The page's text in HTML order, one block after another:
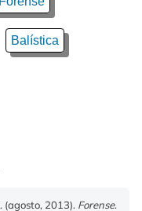
Balística
(agosto, 2013). Forense.